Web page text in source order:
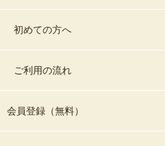
初めての方へ
ご利用の流れ
会員登録（無料）